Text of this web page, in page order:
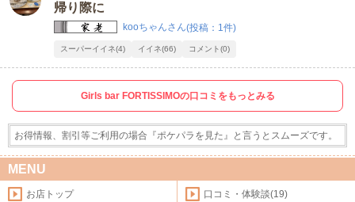
帰り際に
kooちゃんさん(投稿：1件)
スーパーイイネ(4) イイネ(66) コメント(0)
Girls bar FORTISSIMOの口コミをもっとみる
お得情報、割引等ご利用の場合『ポケパラを見た』と言うとスムーズです。
MENU
お店トップ 口コミ・体験談(19)